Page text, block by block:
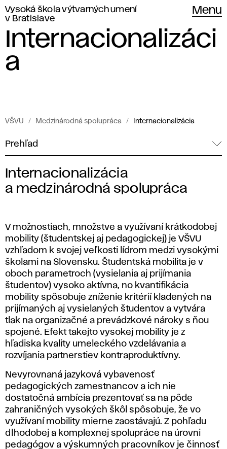
Vysoká škola výtvarných umení
v Bratislave
Menu
Internacionalizáci
a
VŠVU Medzinárodná spolupráca Internacionalizácia
Prehľad
S
r
a
t
é
g
i
a
i
n
t
Internacionalizácia
a medzinárodná spolupráca
V možnostiach, množstve a využívaní krátkodobej
mobility (študentskej aj pedagogickej) je VŠVU
vzhľadom k svojej veľkosti lídrom medzi vysokými
školami na Slovensku. Študentská mobilita je v
oboch parametroch (vysielania aj prijímania
študentov) vysoko aktívna, no kvantifikácia
mobility spôsobuje zníženie kritérií kladených na
prijímaných aj vysielaných študentov a vytvára
tlak na organizačné a prevádzkové nároky s ňou
spojené. Efekt takejto vysokej mobility je z
hľadiska kvality umeleckého vzdelávania a
rozvíjania partnerstiev kontraproduktívny.
Nevyrovnaná jazyková vybavenosť
pedagogických zamestnancov a ich nie
dostatočná ambícia prezentovať sa na pôde
zahraničných vysokých škôl spôsobuje, že vo
využívaní mobility mierne zaostávajú. Z pohľadu
dlhodobej a komplexnej spolupráce na úrovni
pedagógov a výskumných pracovníkov je činnosť